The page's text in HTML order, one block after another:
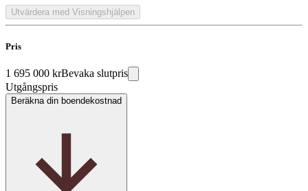
Utvärdera med Visningshjälpen
Pris
1 695 000 krBevaka slutpris
Utgångspris
Beräkna din boendekostnad